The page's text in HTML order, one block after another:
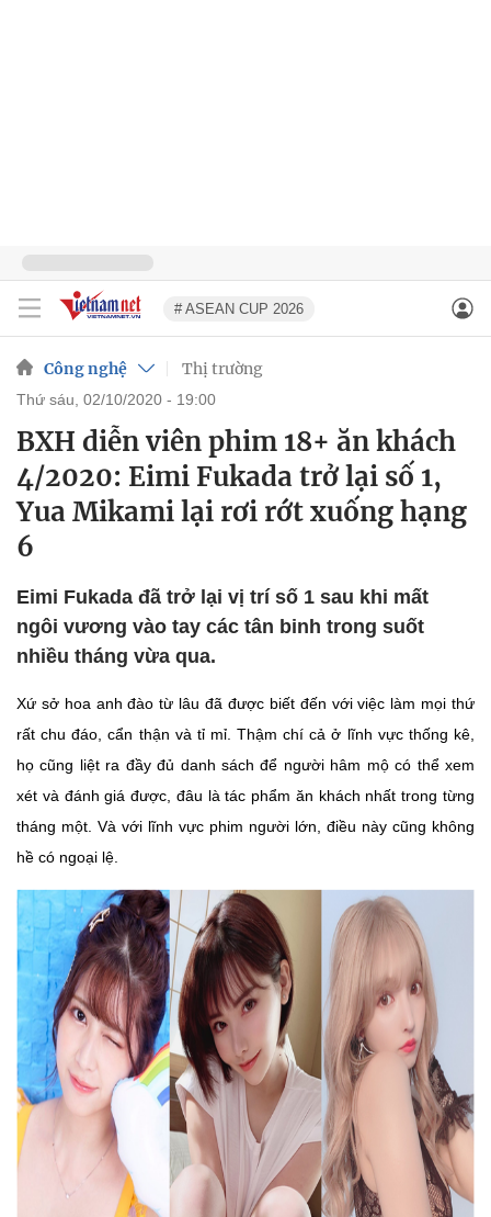
# ASEAN CUP 2026
Công nghệ Thị trường
thứ sáu, 02/10/2020 - 19:00
BXH diễn viên phim 18+ ăn khách
4/2020: Eimi Fukada trở lại số 1,
Yua Mikami lại rơi rớt xuống hạng
6
Eimi Fukada đã trở lại vị trí số 1 sau khi mất
ngôi vương vào tay các tân binh trong suốt
nhiều tháng vừa qua.
Xứ sở hoa anh đào từ lâu đã được biết đến với việc làm mọi thứ
rất chu đáo, cẩn thận và tỉ mỉ. Thậm chí cả ở lĩnh vực thống kê,
họ cũng liệt ra đầy đủ danh sách để người hâm mộ có thể xem
xét và đánh giá được, đâu là tác phẩm ăn khách nhất trong từng
tháng một. Và với lĩnh vực phim người lớn, điều này cũng không
hề có ngoại lệ.